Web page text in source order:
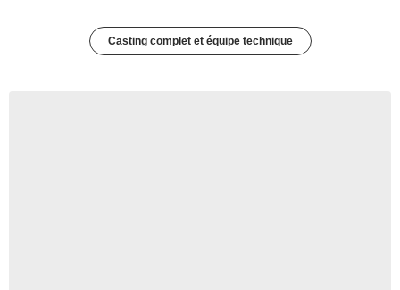
Casting complet et équipe technique